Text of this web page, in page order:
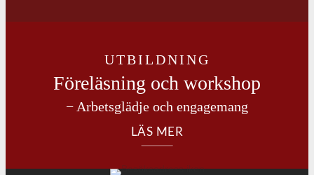
UTBILDNING
Föreläsning och workshop
− Arbetsglädje och engagemang
LÄS MER